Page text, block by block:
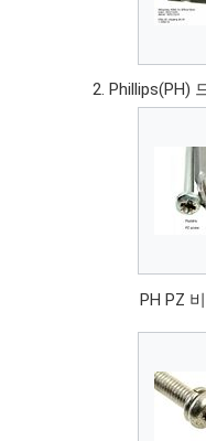
Phillips(PH)
PH PZ